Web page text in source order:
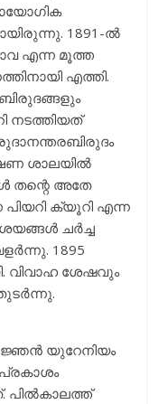
1891-ൽ
എന്ന മൂത്ത
എത്തി.
നടത്തിയത്
ശാലയിൽ
തന്റെ അതേ
ക്യൂറി എന്ന
ചർച്ച
1895
വിവാഹ ശേഷവും
യുറേനിയം
പിൽ‌കാലത്ത്‌